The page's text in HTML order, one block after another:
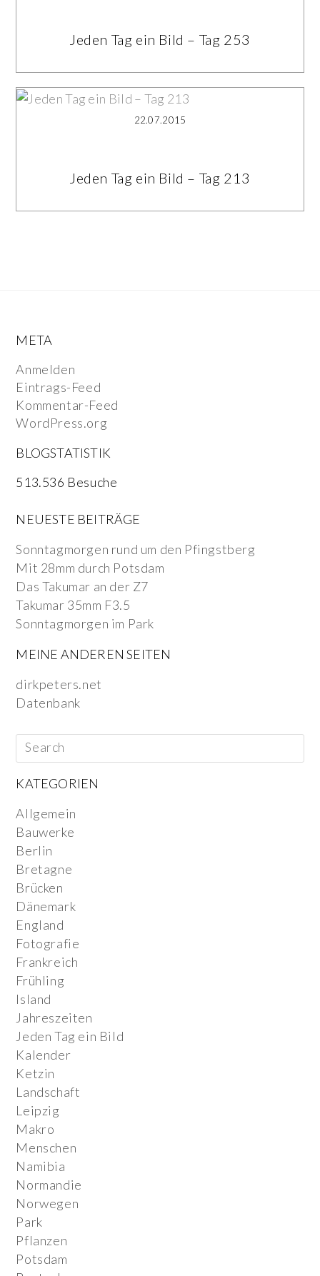
Jeden Tag ein Bild – Tag 253
22.07.2015
Jeden Tag ein Bild – Tag 213
META
Anmelden
Eintrags-Feed
Kommentar-Feed
WordPress.org
BLOGSTATISTIK
513.536 Besuche
NEUESTE BEITRÄGE
Sonntagmorgen rund um den Pfingstberg
Mit 28mm durch Potsdam
Das Takumar an der Z7
Takumar 35mm F3.5
Sonntagmorgen im Park
MEINE ANDEREN SEITEN
dirkpeters.net
Datenbank
KATEGORIEN
Allgemein
Bauwerke
Berlin
Bretagne
Brücken
Dänemark
England
Fotografie
Frankreich
Frühling
Island
Jahreszeiten
Jeden Tag ein Bild
Kalender
Ketzin
Landschaft
Leipzig
Makro
Menschen
Namibia
Normandie
Norwegen
Park
Pflanzen
Potsdam